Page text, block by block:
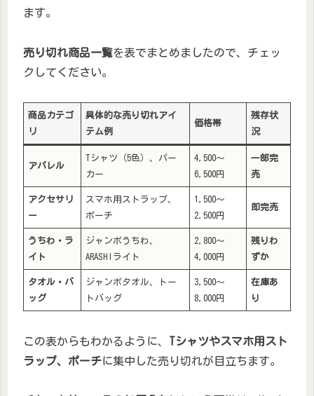
ます。
売り切れ商品一覧を表でまとめましたので、チェッ
クしてください。
商品カテゴ
リ
具体的な売り切れアイ
テム例
価格帯
残存状
況
アパレル
Tシャツ（5色）、パー
カー
4,500～
6,500円
一部完
売
アクセサリ
ー
スマホ用ストラップ、
ポーチ
1,500～
2,500円
即完売
うちわ・ラ
イト
ジャンボうちわ、
ARASHIライト
2,800～
4,000円
残りわ
ずか
タオル・バ
ッグ
ジャンボタオル、トー
トバッグ
3,500～
8,000円
在庫あ
り
この表からもわかるように、 Tシャツやスマホ用スト
ラップ、ポーチに集中した売り切れが目立ちます。